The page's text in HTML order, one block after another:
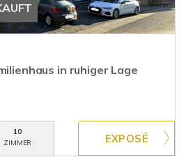
in ruhiger Lage
10
ZIMMER